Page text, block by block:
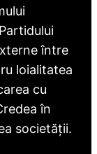
între
loialitatea
cu
în
societății.